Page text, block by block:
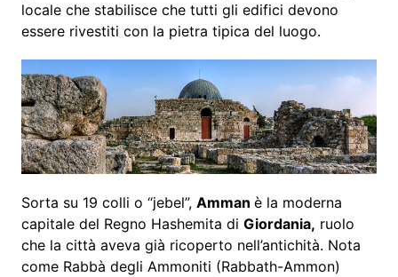
locale che stabilisce che tutti gli edifici devono
essere rivestiti con la pietra tipica del luogo.
Sorta su 19 colli o “jebel”, Amman è la moderna
capitale del Regno Hashemita di Giordania, ruolo
che la città aveva già ricoperto nell’antichità. Nota
come Rabbà degli Ammoniti (Rabbath-Ammon)